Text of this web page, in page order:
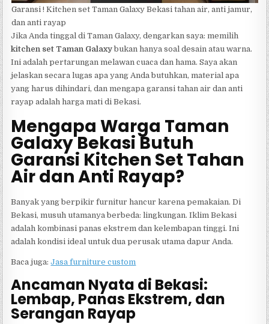
Garansi ! Kitchen set Taman Galaxy Bekasi tahan air, anti jamur,
dan anti rayap
Jika Anda tinggal di Taman Galaxy, dengarkan saya: memilih
kitchen set Taman Galaxybukan hanya soal desain atau warna.
Ini adalah pertarungan melawan cuaca dan hama. Saya akan
jelaskan secara lugas apa yang Anda butuhkan, material apa
yang harus dihindari, dan mengapa garansi tahan air dan anti
rayap adalah harga mati di Bekasi.
Mengapa Warga Taman
Galaxy Bekasi Butuh
Garansi Kitchen Set Tahan
Air dan Anti Rayap?
Banyak yang berpikir furnitur hancur karena pemakaian. Di
Bekasi, musuh utamanya berbeda: lingkungan. Iklim Bekasi
adalah kombinasi panas ekstrem dan kelembapan tinggi. Ini
adalah kondisi ideal untuk dua perusak utama dapur Anda.
Baca juga:Jasa furniture custom
Ancaman Nyata di Bekasi:
Lembap, Panas Ekstrem, dan
Serangan Rayap